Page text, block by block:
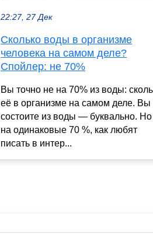
22:27, 27 Дек
Сколько воды в организме
человека на самом деле?
Спойлер: не 70%
Вы точно не на 70% из воды:
её в организме на самом деле. Вы
состоите из воды — буквально.
на одинаковые 70 %, как любят
писать в интер...